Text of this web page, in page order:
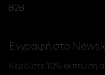
B2B
Εγγραφή στο
Κερδίστε 10% έκπτωση